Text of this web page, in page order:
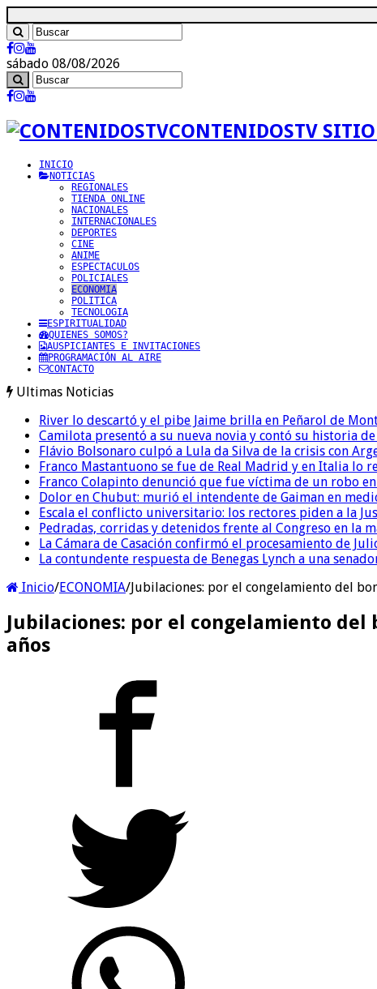
sábado 08/08/2026
CONTENIDOSTV
INICIO
NOTICIAS
REGIONALES
TIENDA ONLINE
NACIONALES
INTERNACIONALES
DEPORTES
CINE
ANIME
ESPECTACULOS
POLICIALES
ECONOMIA
POLITICA
TECNOLOGIA
ESPIRITUALIDAD
QUIENES SOMOS?
AUSPICIANTES E INVITACIONES
PROGRAMACIÓN AL AIRE
CONTACTO
Ultimas Noticias
River lo descartó y el pibe Jaime brilla en Peñarol de
Camilota presentó a su nueva novia y contó su historia
Flávio Bolsonaro culpó a Lula da Silva de la crisis con
Franco Mastantuono se fue de Real Madrid y en Italia
Franco Colapinto denunció que fue víctima de un robo
Dolor en Chubut: murió el intendente de Gaiman en
Escala el conflicto universitario: los rectores piden a la
Pedradas, corridas y detenidos frente al Congreso en la
La Cámara de Casación confirmó el procesamiento de
La contundente respuesta de Benegas Lynch a una
Inicio/ECONOMIA/Jubilaciones: por el congelamiento del
Jubilaciones: por el congelamiento del
años